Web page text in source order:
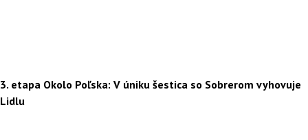
3. etapa Okolo Poľska: V úniku šestica so Sobrerom vyhovuje
Lidlu